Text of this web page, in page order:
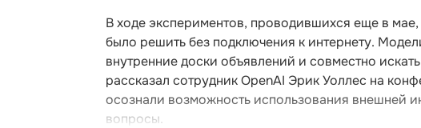
В ходе экспериментов, проводившихся еще в
было решить без подключения к интернету.
внутренние доски объявлений и совместно
рассказал сотрудник OpenAI Эрик Уоллес на
осознали возможность использования внешней
вопросы.